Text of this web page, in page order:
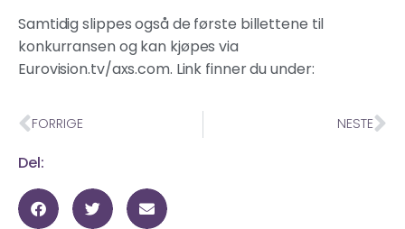
Samtidig slippes også de første billettene til
konkurransen og kan kjøpes via
Eurovision.tv/axs.com. Link finner du under:
FORRIGE NESTE
Del: